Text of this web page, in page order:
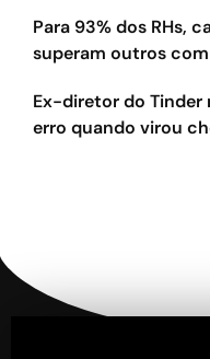
Para 93% dos RHs,
superam outros
Ex-diretor do Tinder
erro quando virou